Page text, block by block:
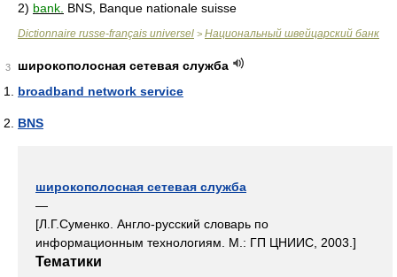
2) bank. BNS, Banque nationale suisse
Dictionnaire russe-français universel > Национальный швейцарский банк
3
широкополосная сетевая служба
broadband network service
BNS
широкополосная сетевая служба
—
[Л.Г.Суменко. Англо-русский словарь по
информационным технологиям. М.: ГП ЦНИИС, 2003.]
Тематики